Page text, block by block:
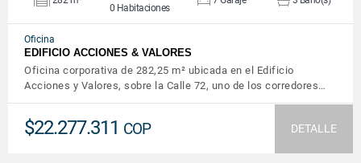
0 Habitaciones
Oficina
EDIFICIO ACCIONES & VALORES
Oficina corporativa de 282,25 m² ubicada en el Edificio
Acciones y Valores, sobre la Calle 72, uno de los corredores…
$22.277.311 COP DETALLE